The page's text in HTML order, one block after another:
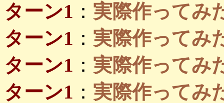
ターン1 ： 実際作ってみ
ターン1 ： 実際作ってみ
ターン1 ： 実際作ってみ
ターン1 ： 実際作ってみ